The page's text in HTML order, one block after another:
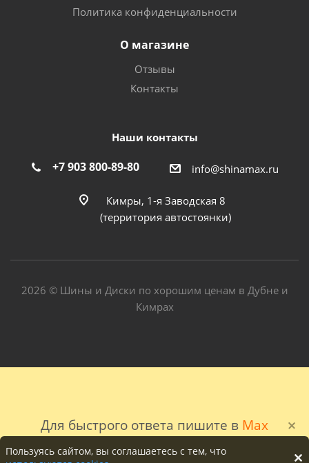
Для быстрого ответа пишите в Max
Политика конфиденциальности
О магазине
Отзывы
Контакты
Наши контакты
+7 903 800-89-80 info@shinamax.ru
Кимры, 1-я Заводская 8
(территория автостоянки)
2026 © Шины и Диски по хорошим ценам в Дубне и
Кимрах
Пользуясь сайтом, вы соглашаетесь с тем, что